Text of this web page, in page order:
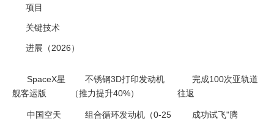
项目
关键技术
进展（2026）
SpaceX星
舰客运版
不锈钢3D打印发动机
（推力提升40%）
完成100次亚轨道
往返
中国空天
组合循环发动机（0-25
成功试飞"腾